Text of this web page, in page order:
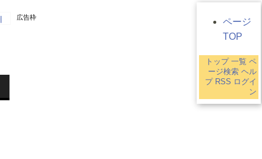
広告枠
ページ
TOP
トップ 一覧 ペ
ージ検索 ヘル
プ RSS ログイ
ン